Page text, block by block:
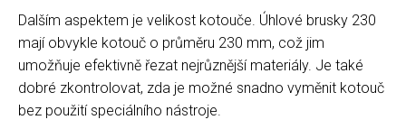
Dalším aspektem je velikost kotouče. Úhlové brusky 230
mají obvykle kotouč o průměru 230 mm, což jim
umožňuje efektivně řezat nejrůznější materiály. Je také
dobré zkontrolovat, zda je možné snadno vyměnit kotouč
bez použití speciálního nástroje.